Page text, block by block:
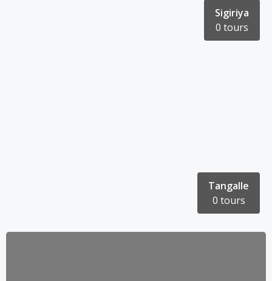
Sigiriya
0 tours
Tangalle
0 tours